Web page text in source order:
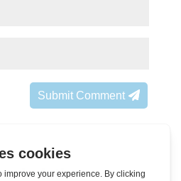
Submit Comment
o boletim